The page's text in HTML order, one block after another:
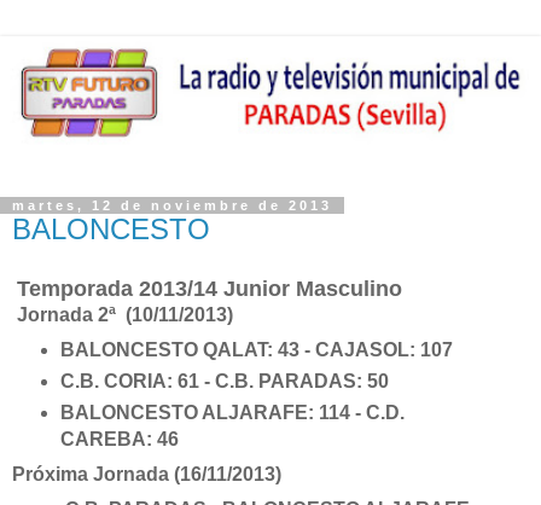
martes, 12 de noviembre de 2013
BALONCESTO
Temporada 2013/14 Junior Masculino
Jornada 2ª (10/11/2013)
BALONCESTO QALAT: 43 - CAJASOL: 107
C.B. CORIA: 61 - C.B. PARADAS: 50
BALONCESTO ALJARAFE: 114 - C.D.
CAREBA: 46
Próxima Jornada (16/11/2013)